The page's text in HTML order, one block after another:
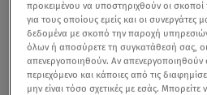
προκειμένου να υποστηριχθούν οι
για τους οποίους εμείς και οι συνεργάτες
δεδομένα με σκοπό την παροχή
όλων ή αποσύρετε τη συγκατάθεσή σας, οι
απενεργοποιηθούν. Αν απενεργοποιηθούν
περιεχόμενο και κάποιες από τις
μην είναι τόσο σχετικές με εσάς.